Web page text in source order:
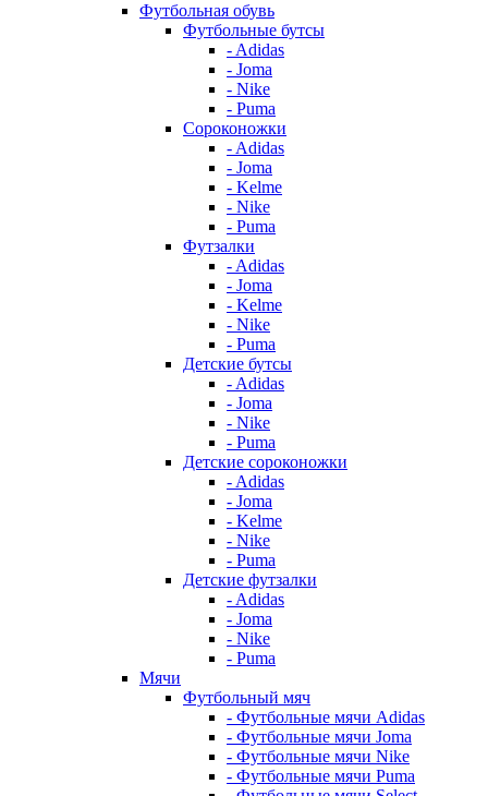
Футбольная обувь
Футбольные бутсы
- Adidas
- Joma
- Nike
- Puma
Сороконожки
- Adidas
- Joma
- Kelme
- Nike
- Puma
Футзалки
- Adidas
- Joma
- Kelme
- Nike
- Puma
Детские бутсы
- Adidas
- Joma
- Nike
- Puma
Детские сороконожки
- Adidas
- Joma
- Kelme
- Nike
- Puma
Детские футзалки
- Adidas
- Joma
- Nike
- Puma
Мячи
Футбольный мяч
- Футбольные мячи Adidas
- Футбольные мячи Joma
- Футбольные мячи Nike
- Футбольные мячи Puma